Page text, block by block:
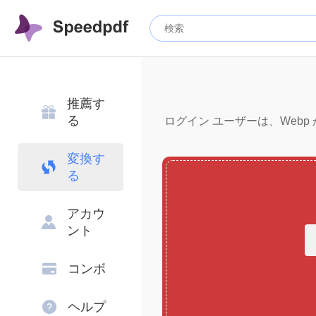
推薦す
る
変換す
る
アカウ
ント
コンボ
ヘルプ
ログイン ユーザーは、